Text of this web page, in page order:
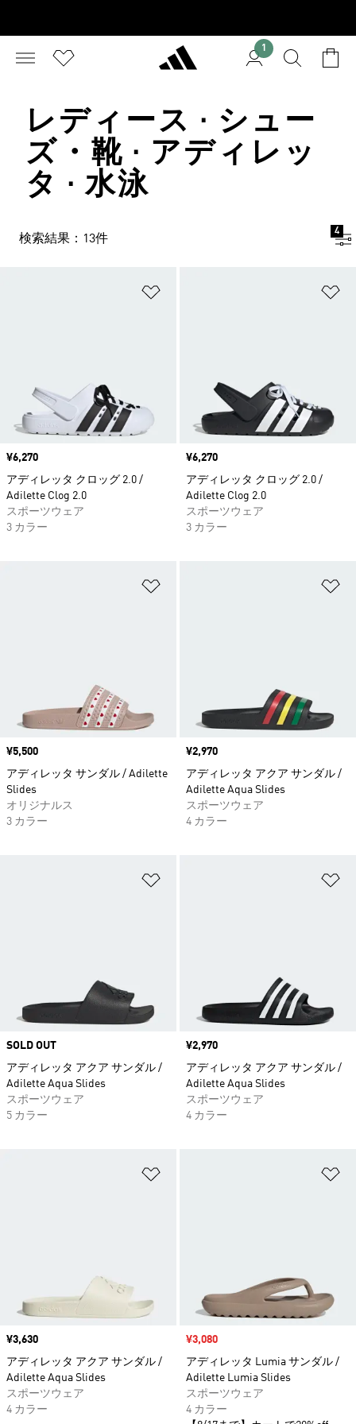
1
レディース · シュー
ズ・靴 · アディレッ
タ · 水泳
検索結果：13件
4
価格
¥6,270
アディレッタ クロッグ 2.0 /
Adilette Clog 2.0
スポーツウェア
3 カラー
価格
¥6,270
アディレッタ クロッグ 2.0 /
Adilette Clog 2.0
スポーツウェア
3 カラー
価格
¥5,500
アディレッタ サンダル / Adilette
Slides
オリジナルス
3 カラー
価格
¥2,970
アディレッタ アクア サンダル /
Adilette Aqua Slides
スポーツウェア
4 カラー
SOLD OUT
アディレッタ アクア サンダル /
Adilette Aqua Slides
スポーツウェア
5 カラー
価格
¥2,970
アディレッタ アクア サンダル /
Adilette Aqua Slides
スポーツウェア
4 カラー
価格
¥3,630
アディレッタ アクア サンダル /
Adilette Aqua Slides
スポーツウェア
4 カラー
セール価格
¥3,080
アディレッタ Lumia サンダル /
Adilette Lumia Slides
スポーツウェア
4 カラー